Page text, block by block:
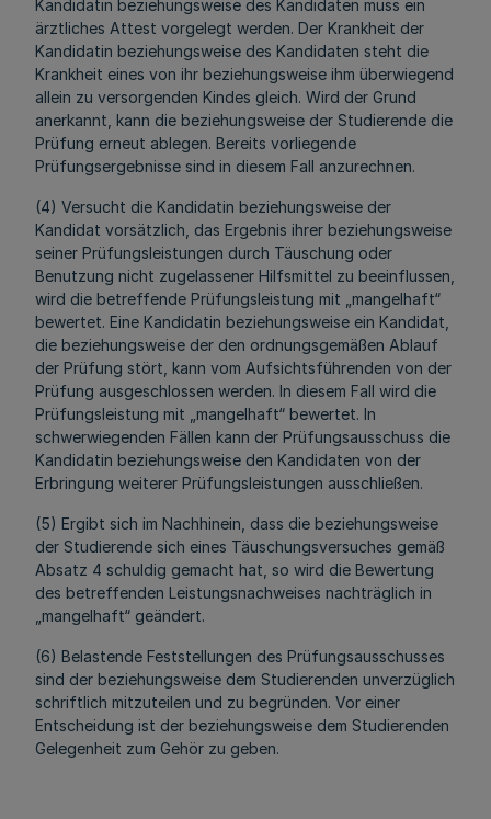
Kandidatin beziehungsweise des Kandidaten muss ein
ärztliches Attest vorgelegt werden. Der Krankheit der
Kandidatin beziehungsweise des Kandidaten steht die
Krankheit eines von ihr beziehungsweise ihm überwiegend
allein zu versorgenden Kindes gleich. Wird der Grund
anerkannt, kann die beziehungsweise der Studierende die
Prüfung erneut ablegen. Bereits vorliegende
Prüfungsergebnisse sind in diesem Fall anzurechnen.
(4) Versucht die Kandidatin beziehungsweise der
Kandidat vorsätzlich, das Ergebnis ihrer beziehungsweise
seiner Prüfungsleistungen durch Täuschung oder
Benutzung nicht zugelassener Hilfsmittel zu beeinflussen,
wird die betreffende Prüfungsleistung mit „mangelhaft“
bewertet. Eine Kandidatin beziehungsweise ein Kandidat,
die beziehungsweise der den ordnungsgemäßen Ablauf
der Prüfung stört, kann vom Aufsichtsführenden von der
Prüfung ausgeschlossen werden. In diesem Fall wird die
Prüfungsleistung mit „mangelhaft“ bewertet. In
schwerwiegenden Fällen kann der Prüfungsausschuss die
Kandidatin beziehungsweise den Kandidaten von der
Erbringung weiterer Prüfungsleistungen ausschließen.
(5) Ergibt sich im Nachhinein, dass die beziehungsweise
der Studierende sich eines Täuschungsversuches gemäß
Absatz 4 schuldig gemacht hat, so wird die Bewertung
des betreffenden Leistungsnachweises nachträglich in
„mangelhaft“ geändert.
(6) Belastende Feststellungen des Prüfungsausschusses
sind der beziehungsweise dem Studierenden unverzüglich
schriftlich mitzuteilen und zu begründen. Vor einer
Entscheidung ist der beziehungsweise dem Studierenden
Gelegenheit zum Gehör zu geben.